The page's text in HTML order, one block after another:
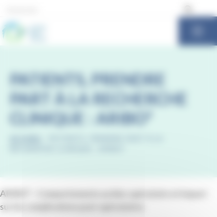
PATIENTS, PRENDRE
PART À LA RECHERCHE
CLINIQUE : ARIBO²
ARIBO² – Comportements au bloc opératoire et impact
sur les complications post-opératoires